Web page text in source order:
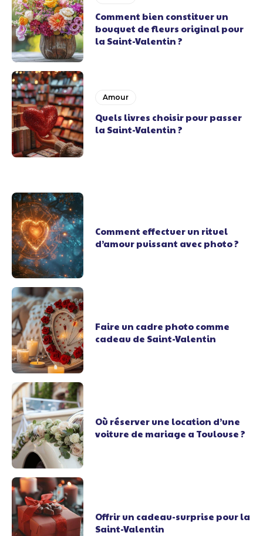
Comment bien constituer un
bouquet de fleurs original pour
la Saint-Valentin ?
Amour
Quels livres choisir pour passer
la Saint-Valentin ?
Comment effectuer un rituel
d’amour puissant avec photo ?
Faire un cadre photo comme
cadeau de Saint-Valentin
Où réserver une location d’une
voiture de mariage a Toulouse ?
Offrir un cadeau-surprise pour la
Saint-Valentin